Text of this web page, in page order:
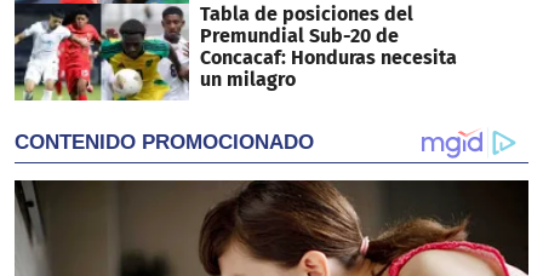
Tabla de posiciones del
Premundial Sub-20 de
Concacaf: Honduras necesita
un milagro